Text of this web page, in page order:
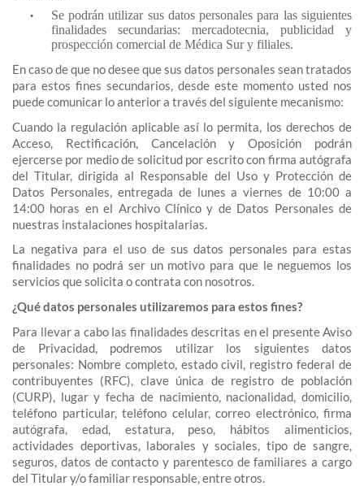
Se podrán utilizar sus datos personales para las siguientes
finalidades secundarias: mercadotecnia, publicidad y
prospección comercial de Médica Sur y filiales.
En caso de que no desee que sus datos personales sean tratados
para estos fines secundarios, desde este momento usted nos
puede comunicar lo anterior a través del siguiente mecanismo:
Cuando la regulación aplicable así lo permita, los derechos de
Acceso, Rectificación, Cancelación y Oposición podrán
ejercerse por medio de solicitud por escrito con firma autógrafa
del Titular, dirigida al Responsable del Uso y Protección de
Datos Personales, entregada de lunes a viernes de 10:00 a
14:00 horas en el Archivo Clínico y de Datos Personales de
nuestras instalaciones hospitalarias.
La negativa para el uso de sus datos personales para estas
finalidades no podrá ser un motivo para que le neguemos los
servicios que solicita o contrata con nosotros.
¿Qué datos personales utilizaremos para estos fines?
Para llevar a cabo las finalidades descritas en el presente Aviso
de Privacidad, podremos utilizar los siguientes datos
personales: Nombre completo, estado civil, registro federal de
contribuyentes (RFC), clave única de registro de población
(CURP), lugar y fecha de nacimiento, nacionalidad, domicilio,
teléfono particular, teléfono celular, correo electrónico, firma
autógrafa, edad, estatura, peso, hábitos alimenticios,
actividades deportivas, laborales y sociales, tipo de sangre,
seguros, datos de contacto y parentesco de familiares a cargo
del Titular y/o familiar responsable, entre otros.